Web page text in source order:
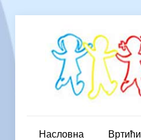
Насловна Вртићи